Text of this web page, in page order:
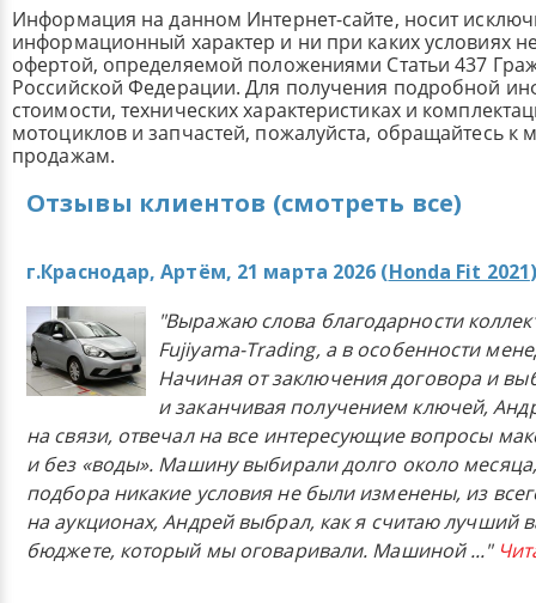
Информация на данном Интернет-сайте, носит
информационный характер и ни при каких условиях
офертой, определяемой положениями Статьи 437
Российской Федерации. Для получения подробной
стоимости, технических характеристиках и
мотоциклов и запчастей, пожалуйста, обращайтесь к
продажам.
Отзывы клиентов (смотреть все)
г.Краснодар, Артём, 21 марта 2026 (Honda Fit 2021
"Выражаю слова благодарности
Fujiyama-Trading, а в особенности
Начиная от заключения договора и
и заканчивая получением ключей,
на связи, отвечал на все интересующие вопросы
и без «воды». Машину выбирали долго около
подбора никакие условия не были изменены, из
на аукционах, Андрей выбрал, как я считаю лучший
бюджете, который мы оговаривали. Машиной..."